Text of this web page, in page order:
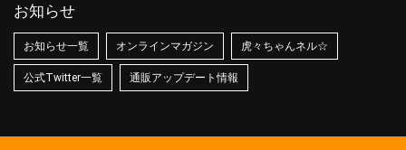
お知らせ
お知らせ一覧 オンラインマガジン 虎々ちゃんネル☆
公式Twitter一覧 通販アップデート情報